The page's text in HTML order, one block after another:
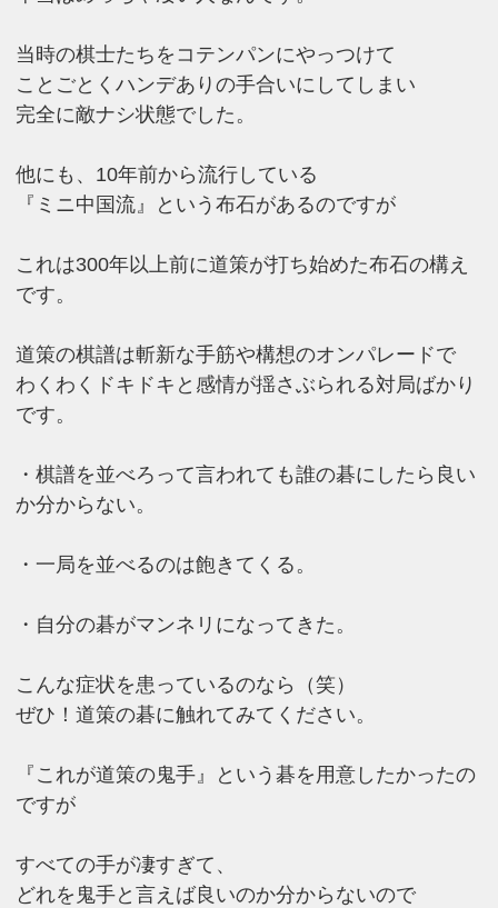
当時の棋士たちをコテンパンにやっつけて
ことごとくハンデありの手合いにしてしまい
完全に敵ナシ状態でした。
他にも、10年前から流行している
『ミニ中国流』という布石があるのですが
これは300年以上前に道策が打ち始めた布石の構え
です。
道策の棋譜は斬新な手筋や構想のオンパレードで
わくわくドキドキと感情が揺さぶられる対局ばかり
です。
・棋譜を並べろって言われても誰の碁にしたら良い
か分からない。
・一局を並べるのは飽きてくる。
・自分の碁がマンネリになってきた。
こんな症状を患っているのなら（笑）
ぜひ！道策の碁に触れてみてください。
『これが道策の鬼手』という碁を用意したかったの
ですが
すべての手が凄すぎて、
どれを鬼手と言えば良いのか分からないので